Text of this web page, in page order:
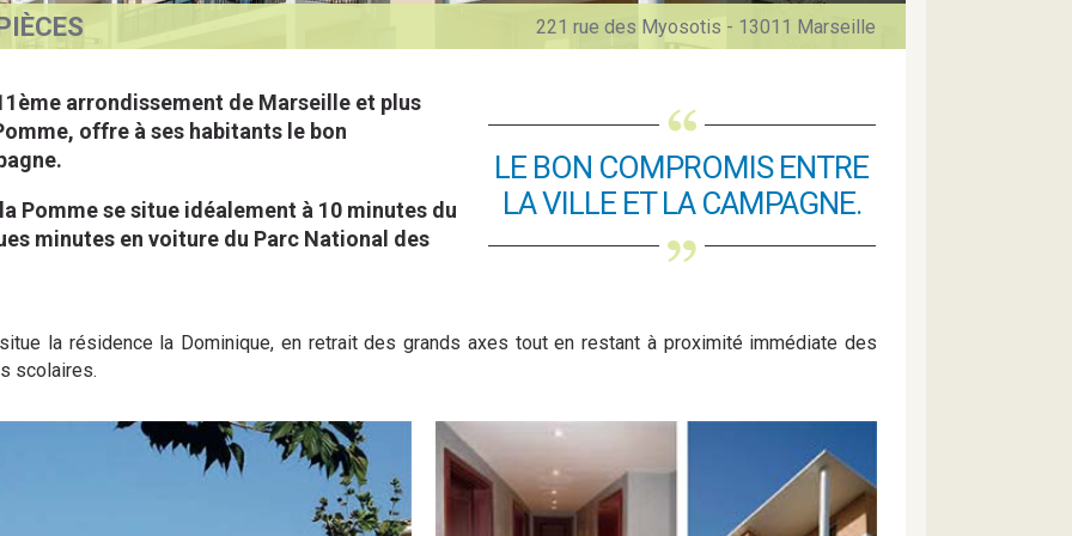
221 rue des Myosotis - 13011 Marseille
arrondissement de Marseille et plus
offre à ses habitants le bon
Pomme se situe idéalement à 10 minutes du
minutes en voiture du Parc National des
LE BON COMPROMIS ENTRE
LA VILLE ET LA CAMPAGNE.
la résidence la Dominique, en retrait des grands axes tout en restant à proximité immédiate des
scolaires.